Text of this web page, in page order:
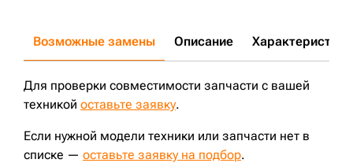
Возможные замены Описание Характеристики
Для проверки совместимости запчасти с вашей
техникой оставьте заявку.
Если нужной модели техники или запчасти нет в
списке — оставьте заявку на подбор.